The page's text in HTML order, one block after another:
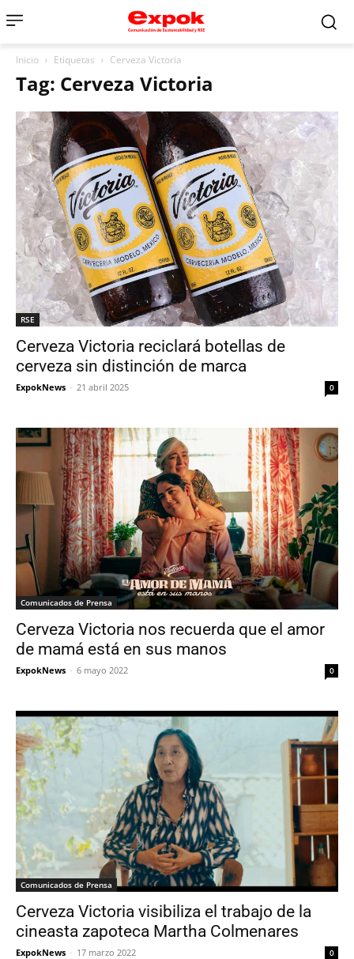
Inicio Etiquetas Cerveza Victoria
Tag: Cerveza Victoria
RSE
Cerveza Victoria reciclará botellas de
cerveza sin distinción de marca
ExpokNews - 21 abril 2025 0
Comunicados de Prensa
Cerveza Victoria nos recuerda que el amor
de mamá está en sus manos
ExpokNews - 6 mayo 2022 0
Comunicados de Prensa
Cerveza Victoria visibiliza el trabajo de la
cineasta zapoteca Martha Colmenares
ExpokNews - 17 marzo 2022 0